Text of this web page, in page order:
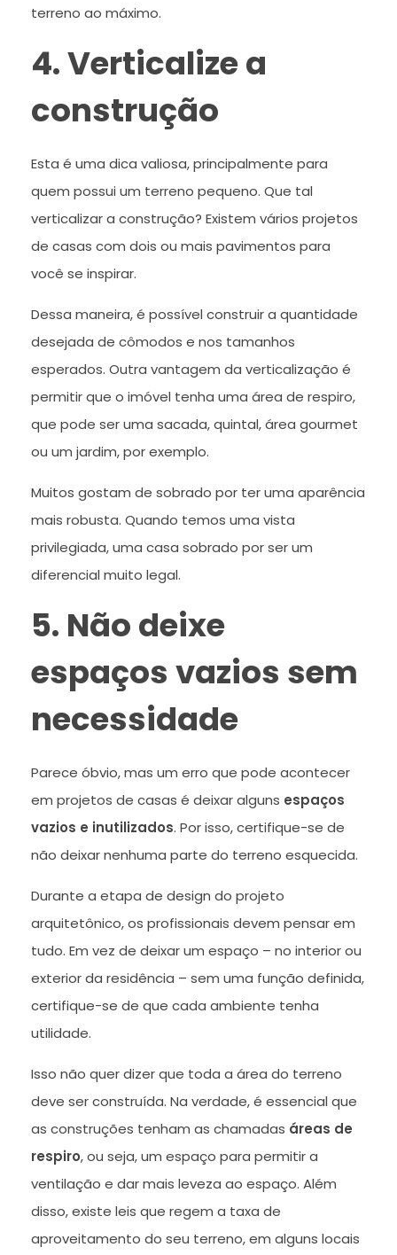
terreno ao máximo.
4. Verticalize a
construção
Esta é uma dica valiosa, principalmente para
quem possui um terreno pequeno. Que tal
verticalizar a construção? Existem vários projetos
de casas com dois ou mais pavimentos para
você se inspirar.
Dessa maneira, é possível construir a quantidade
desejada de cômodos e nos tamanhos
esperados. Outra vantagem da verticalização é
permitir que o imóvel tenha uma área de respiro,
que pode ser uma sacada, quintal, área gourmet
ou um jardim, por exemplo.
Muitos gostam de sobrado por ter uma aparência
mais robusta. Quando temos uma vista
privilegiada, uma casa sobrado por ser um
diferencial muito legal.
5. Não deixe
espaços vazios sem
necessidade
Parece óbvio, mas um erro que pode acontecer
em projetos de casas é deixar alguns espaços
vazios e inutilizados. Por isso, certifique-se de
não deixar nenhuma parte do terreno esquecida.
Durante a etapa de design do projeto
arquitetônico, os profissionais devem pensar em
tudo. Em vez de deixar um espaço – no interior ou
exterior da residência – sem uma função definida,
certifique-se de que cada ambiente tenha
utilidade.
Isso não quer dizer que toda a área do terreno
deve ser construída. Na verdade, é essencial que
as construções tenham as chamadas áreas de
respiro, ou seja, um espaço para permitir a
ventilação e dar mais leveza ao espaço. Além
disso, existe leis que regem a taxa de
aproveitamento do seu terreno, em alguns locais